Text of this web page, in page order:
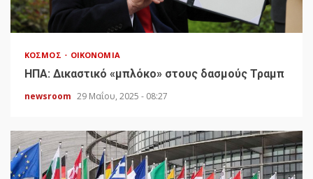
ΚΌΣΜΟΣ ΟΙΚΟΝΟΜΊΑ
HΠΑ: Δικαστικό «μπλόκο» στους δασμούς Τραμπ
newsroom 29 Μαΐου, 2025 - 08:27